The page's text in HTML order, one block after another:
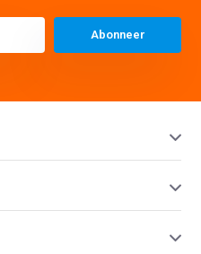
Abonneer